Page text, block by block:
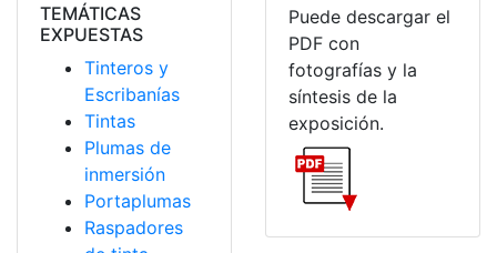
TEMÁTICAS
EXPUESTAS
Tinteros y
Escribanías
Tintas
Plumas de
inmersión
Portaplumas
Raspadores
Puede descargar el
PDF con
fotografías y la
síntesis de la
exposición.